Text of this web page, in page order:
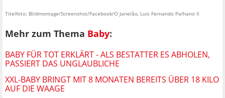
Titelfoto: Bildmontage/Screenshot/Facebook/O Janelão, Luis Fernando Palhano II
Mehr zum Thema Baby:
BABY FÜR TOT ERKLÄRT - ALS BESTATTER ES ABHOLEN,
PASSIERT DAS UNGLAUBLICHE
XXL-BABY BRINGT MIT 8 MONATEN BEREITS ÜBER 18 KILO
AUF DIE WAAGE